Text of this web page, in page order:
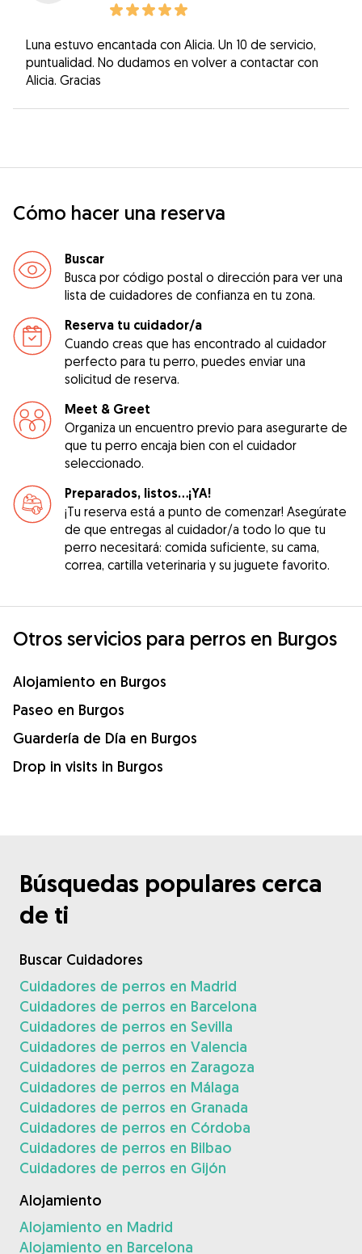
Luna estuvo encantada con Alicia. Un 10 de servicio,
puntualidad. No dudamos en volver a contactar con
Alicia. Gracias
Cómo hacer una reserva
Buscar
Busca por código postal o dirección para ver una
lista de cuidadores de confianza en tu zona.
Reserva tu cuidador/a
Cuando creas que has encontrado al cuidador
perfecto para tu perro, puedes enviar una
solicitud de reserva.
Meet & Greet
Organiza un encuentro previo para asegurarte de
que tu perro encaja bien con el cuidador
seleccionado.
Preparados, listos...¡YA!
¡Tu reserva está a punto de comenzar! Asegúrate
de que entregas al cuidador/a todo lo que tu
perro necesitará: comida suficiente, su cama,
correa, cartilla veterinaria y su juguete favorito.
Otros servicios para perros en Burgos
Alojamiento en Burgos
Paseo en Burgos
Guardería de Día en Burgos
Drop in visits in Burgos
Búsquedas populares cerca
de ti
Buscar Cuidadores
Cuidadores de perros en Madrid
Cuidadores de perros en Barcelona
Cuidadores de perros en Sevilla
Cuidadores de perros en Valencia
Cuidadores de perros en Zaragoza
Cuidadores de perros en Málaga
Cuidadores de perros en Granada
Cuidadores de perros en Córdoba
Cuidadores de perros en Bilbao
Cuidadores de perros en Gijón
Alojamiento
Alojamiento en Madrid
Alojamiento en Barcelona